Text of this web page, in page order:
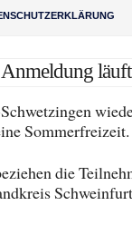
läuft
Sommerfreizeit.
die